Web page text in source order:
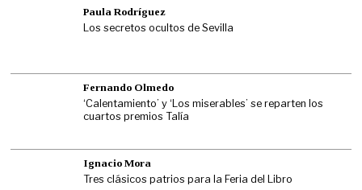
Paula Rodríguez
Los secretos ocultos de Sevilla
Fernando Olmedo
‘Calentamiento’ y ‘Los miserables’ se reparten los
cuartos premios Talía
Ignacio Mora
Tres clásicos patrios para la Feria del Libro